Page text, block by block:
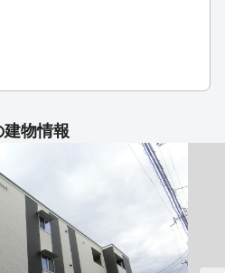
物情報